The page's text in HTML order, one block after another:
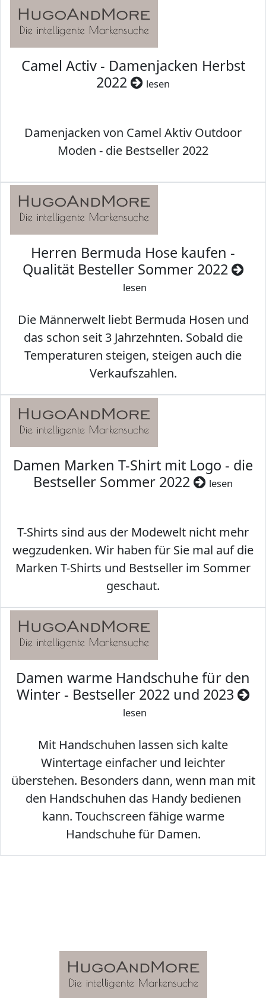
Camel Activ - Damenjacken Herbst
2022
lesen
Damenjacken von Camel Aktiv Outdoor
Moden - die Bestseller 2022
Herren Bermuda Hose kaufen -
Qualität Besteller Sommer 2022
lesen
Die Männerwelt liebt Bermuda Hosen und
das schon seit 3 Jahrzehnten. Sobald die
Temperaturen steigen, steigen auch die
Verkaufszahlen.
Damen Marken T-Shirt mit Logo - die
Bestseller Sommer 2022
lesen
T-Shirts sind aus der Modewelt nicht mehr
wegzudenken. Wir haben für Sie mal auf die
Marken T-Shirts und Bestseller im Sommer
geschaut.
Damen warme Handschuhe für den
Winter - Bestseller 2022 und 2023
lesen
Mit Handschuhen lassen sich kalte
Wintertage einfacher und leichter
überstehen. Besonders dann, wenn man mit
den Handschuhen das Handy bedienen
kann. Touchscreen fähige warme
Handschuhe für Damen.